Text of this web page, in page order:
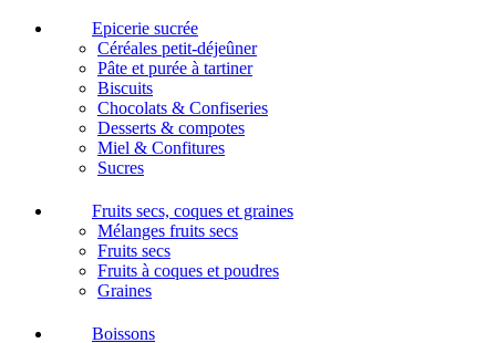
Epicerie sucrée
Céréales petit-déjeûner
Pâte et purée à tartiner
Biscuits
Chocolats & Confiseries
Desserts & compotes
Miel & Confitures
Sucres
Fruits secs, coques et graines
Mélanges fruits secs
Fruits secs
Fruits à coques et poudres
Graines
Boissons